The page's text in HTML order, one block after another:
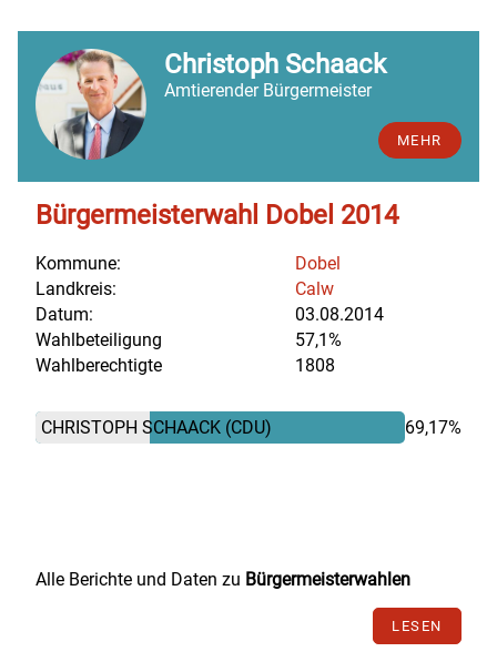
Christoph Schaack
Amtierender Bürgermeister
MEHR
Bürgermeisterwahl Dobel 2014
Kommune:
Dobel
Landkreis:
Calw
Datum:
03.08.2014
Wahlbeteiligung
57,1%
Wahlberechtigte
1808
CHRISTOPH SCHAACK (CDU) 69,17%
Alle Berichte und Daten zu Bürgermeisterwahlen
LESEN